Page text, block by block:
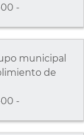
-
municipal
de
-